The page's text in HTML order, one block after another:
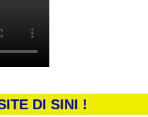
DI SINI !